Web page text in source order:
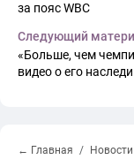
за пояс WBC
Следующий
«Больше, чем
видео о его
← Главная Новости